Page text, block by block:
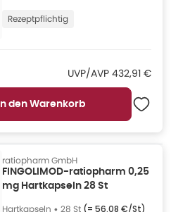
Rezeptpflichtig
UVP/AVP UVP/AVP
432,91 €
In den Warenkorb
ratiopharm GmbH
FINGOLIMOD-ratiopharm 0,25
mg Hartkapseln 28 St
Hartkapseln • 28 St (= 56.08 €/St)